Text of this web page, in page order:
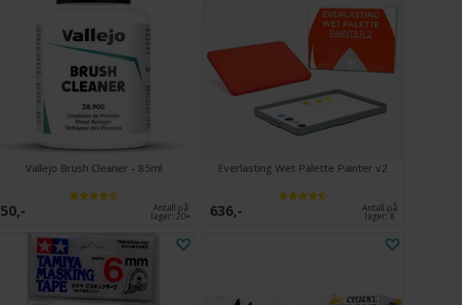
Vallejo Brush Cleaner - 85ml
50,- Antall på
lager:20+
Everlasting Wet Palette Painter v2
636,- Antall på
lager:8